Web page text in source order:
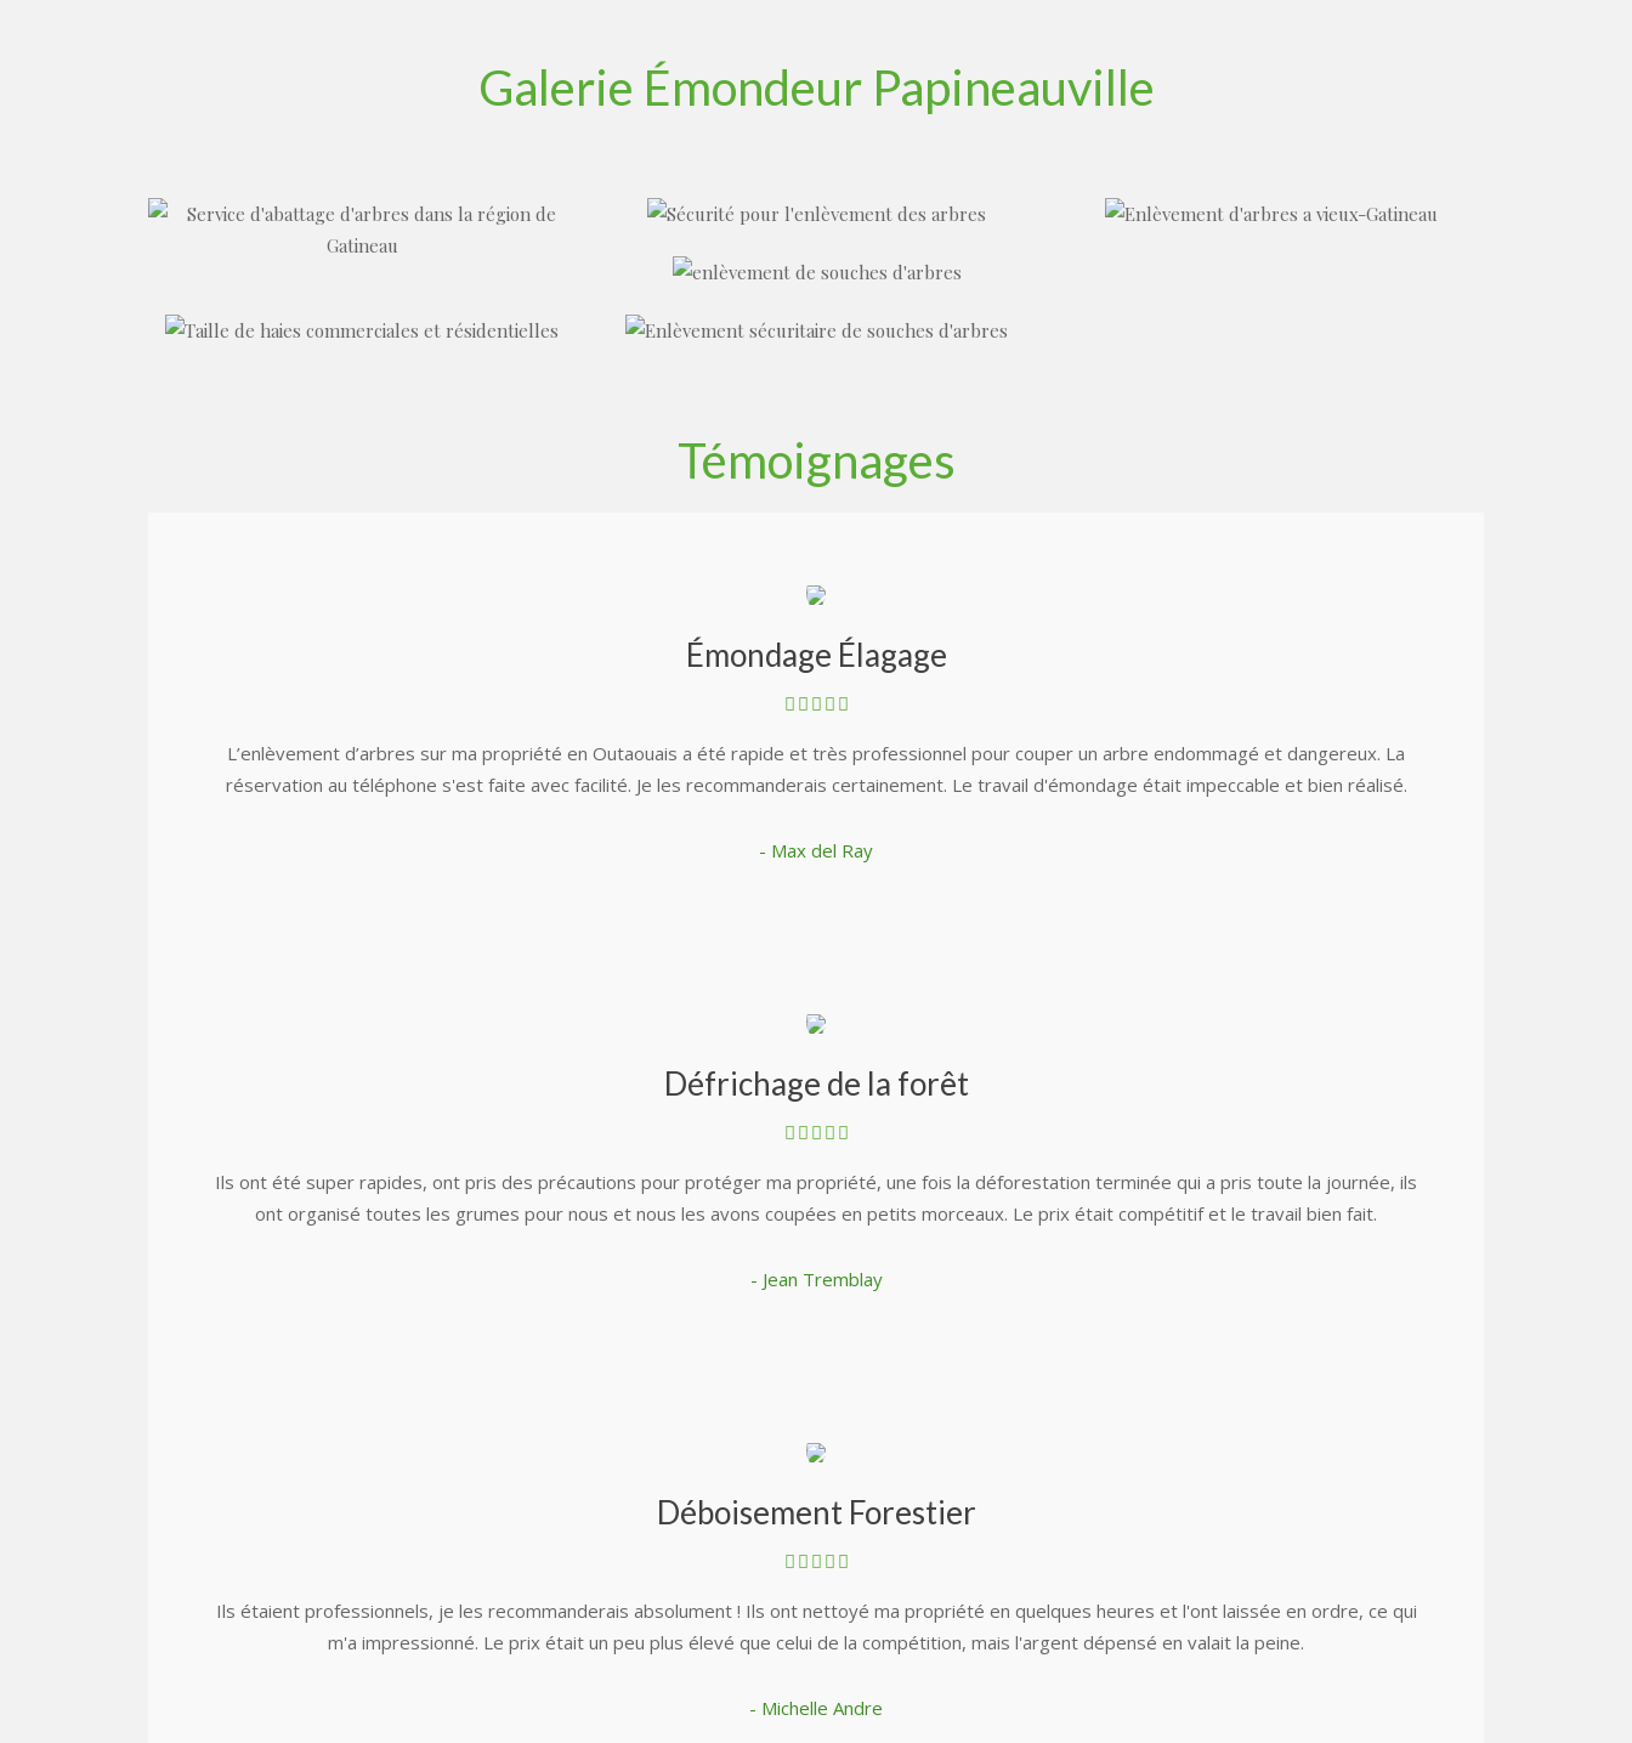
Galerie Émondeur Papineauville
Témoignages
Émondage Élagage
L’enlèvement d’arbres sur ma propriété en Outaouais a été rapide et très professionnel pour couper un arbre endommagé et dangereux. La
réservation au téléphone s'est faite avec facilité. Je les recommanderais certainement. Le travail d'émondage était impeccable et bien réalisé.
- Max del Ray
Défrichage de la forêt
Ils ont été super rapides, ont pris des précautions pour protéger ma propriété, une fois la déforestation terminée qui a pris toute la journée, ils
ont organisé toutes les grumes pour nous et nous les avons coupées en petits morceaux. Le prix était compétitif et le travail bien fait.
- Jean Tremblay
Déboisement Forestier
Ils étaient professionnels, je les recommanderais absolument ! Ils ont nettoyé ma propriété en quelques heures et l'ont laissée en ordre, ce qui
m'a impressionné. Le prix était un peu plus élevé que celui de la compétition, mais l'argent dépensé en valait la peine.
- Michelle Andre